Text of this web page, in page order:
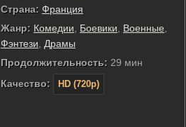
Страна: Франция
Жанр: Комедии Боевики Военные
Фэнтези
Драмы
Продолжительность: 29 мин
Качество:
HD (720p)